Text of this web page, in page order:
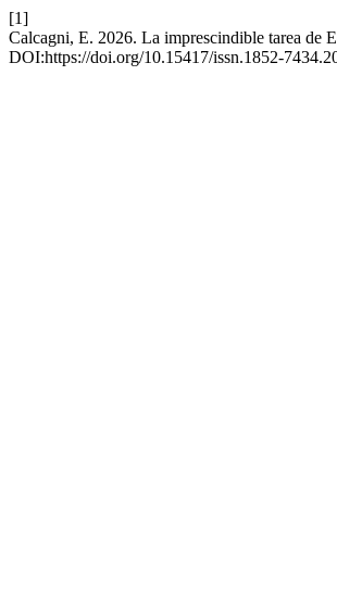
[1]
Calcagni, E. 2026. La imprescindible tarea de
DOI:https://doi.org/10.15417/issn.1852-